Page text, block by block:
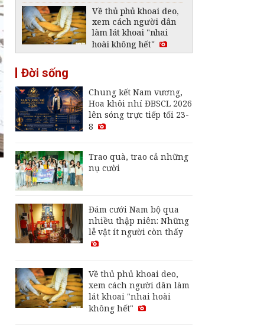
Về thủ phủ khoai deo,
xem cách người dân
làm lát khoai "nhai
hoài không hết"
gian Nam Bộ
Trao quà, trao cả
những nụ cười
Cùng con đọc sách
thời công nghệ
Đời sống
Chung kết Nam vương,
Hoa khôi nhí ĐBSCL 2026
lên sóng trực tiếp tối 23-
8
Trao quà, trao cả những
nụ cười
Đám cưới Nam bộ qua
nhiều thập niên: Những
lễ vật ít người còn thấy
Về thủ phủ khoai deo,
xem cách người dân làm
lát khoai "nhai hoài
không hết"